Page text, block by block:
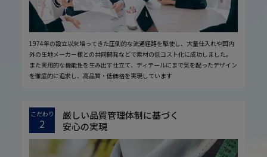
1974年の設立以来培ってきた圧倒的な流通経路を駆使し、大量仕入れや国内
外の生地メーカー様との共同開発などで素材の低コスト化に成功しました。
また実用的な機能性を生み出す仕立て、ディテールにまで気を配ったデザイン
を徹底的に追求し、高品質・低価格を実現しています
こだわり
2
厳しい品質管理体制に基づく
安心の実現